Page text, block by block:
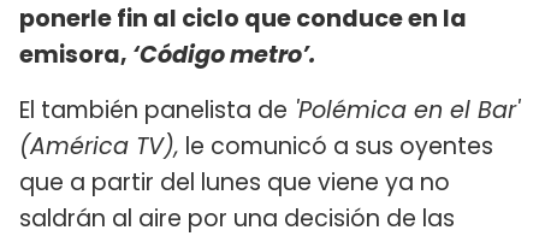
ponerle fin al ciclo que conduce en la
emisora, ‘Código metro’.
El también panelista de 'Polémica en el Bar'
(América TV), le comunicó a sus oyentes
que a partir del lunes que viene ya no
saldrán al aire por una decisión de las